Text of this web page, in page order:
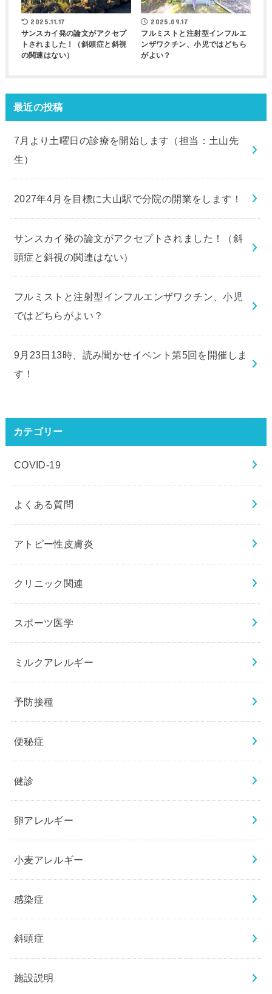
2025.11.17
サンスカイ発の論文がアクセプ
トされました！（斜頭症と斜視
の関連はない）
2025.09.17
フルミストと注射型インフルエ
ンザワクチン、小児ではどちら
がよい？
最近の投稿
7月より土曜日の診療を開始します（担当：土山先
生）
2027年4月を目標に大山駅で分院の開業をします！
サンスカイ発の論文がアクセプトされました！（斜
頭症と斜視の関連はない）
フルミストと注射型インフルエンザワクチン、小児
ではどちらがよい？
9月23日13時、読み聞かせイベント第5回を開催しま
す！
カテゴリー
COVID-19
よくある質問
アトピー性皮膚炎
クリニック関連
スポーツ医学
ミルクアレルギー
予防接種
便秘症
健診
卵アレルギー
小麦アレルギー
感染症
斜頭症
施設説明